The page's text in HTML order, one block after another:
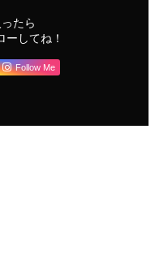
たら
ーしてね！
Follow Me